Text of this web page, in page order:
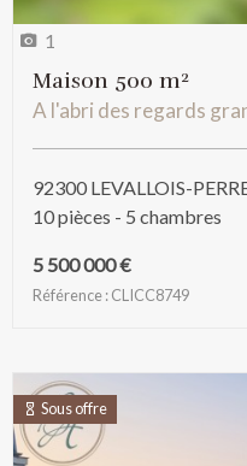
1
Maison 500 m²
92300 LEVALLOIS-
10 pièces - 5 chambres
5 500 000 €
Référence : CLICC8749
Sous offre